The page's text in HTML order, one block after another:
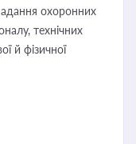
охоронних
технічних
й фізичної